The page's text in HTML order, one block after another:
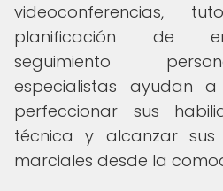
videoconferencias,
planificación de
seguimiento
especialistas ayudan
perfeccionar sus
técnica y alcanzar
marciales desde la